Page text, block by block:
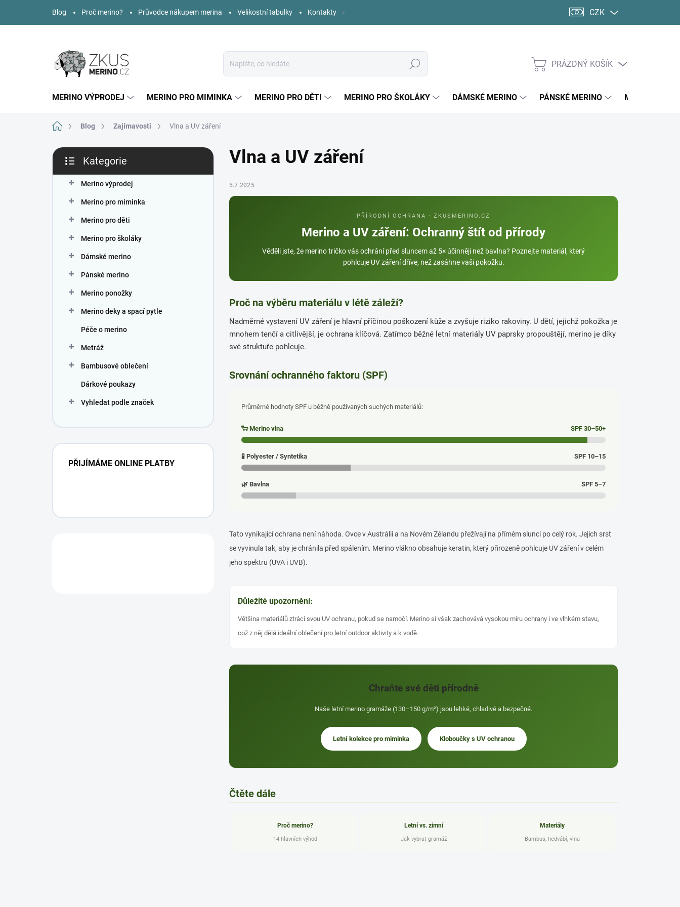
obsah
Blog Proč merino? Průvodce nákupem merina Velikostní tabulky Kontakty CZK
Hledat
NÁKUPNÍ
PRÁZDNÝ KOŠÍK
MERINO VÝPRODEJ MERINO PRO MIMINKA MERINO PRO DĚTI MERINO PRO ŠKOLÁKY DÁMSKÉ MERINO PÁNSKÉ MERINO MERINO
Domů Blog Zajímavosti Vlna a UV záření
P
s
kategorie
Kategorie
Merino výprodej
Merino pro miminka
Merino pro děti
Merino pro školáky
Dámské merino
Pánské merino
Merino ponožky
Merino deky a spací pytle
Péče o merino
Metráž
Bambusové oblečení
Dárkové poukazy
Vyhledat podle značek
PŘIJÍMÁME ONLINE PLATBY
Vlna a UV záření
5.7.2025
PŘÍRODNÍ OCHRANA · ZKUSMERINO.CZ
Merino a UV záření: Ochranný štít od přírody
Věděli jste, že merino tričko vás ochrání před sluncem až 5× účinněji než bavlna? Poznejte materiál, který
pohlcuje UV záření dříve, než zasáhne vaši pokožku.
Proč na výběru materiálu v létě záleží?
Nadměrné vystavení UV záření je hlavní příčinou poškození kůže a zvyšuje riziko rakoviny. U dětí, jejichž pokožka je
mnohem tenčí a citlivější, je ochrana klíčová. Zatímco běžné letní materiály UV paprsky propouštějí, merino je díky
své struktuře pohlcuje.
Srovnání ochranného faktoru (SPF)
Průměrné hodnoty SPF u běžně používaných suchých materiálů:
🐑 Merino vlna SPF 30–50+
🧪 Polyester / Syntetika SPF 10–15
🌿 Bavlna SPF 5–7
Tato vynikající ochrana není náhoda. Ovce v Austrálii a na Novém Zélandu přežívají na přímém slunci po celý rok. Jejich srst
se vyvinula tak, aby je chránila před spálením. Merino vlákno obsahuje keratin, který přirozeně pohlcuje UV záření v celém
jeho spektru (UVA i UVB).
Důležité upozornění:
Většina materiálů ztrácí svou UV ochranu, pokud se namočí. Merino si však zachovává vysokou míru ochrany i ve vlhkém stavu,
což z něj dělá ideální oblečení pro letní outdoor aktivity a k vodě.
Chraňte své děti přírodně
Naše letní merino gramáže (130–150 g/m²) jsou lehké, chladivé a bezpečné.
Letní kolekce pro miminka Kloboučky s UV ochranou
Čtěte dále
Proč merino?
14 hlavních výhod
Letní vs. zimní
Jak vybrat gramáž
Materiály
Bambus, hedvábí, vlna